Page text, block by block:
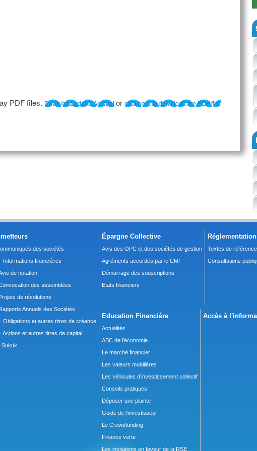
PDF files. Download adobe Acrobator click here to download the PDF file.
des sociétés
financières
de notation
des assemblées
de résolutions
Annuels des Sociétés
et autres titres de créance
et autres titres de capital
Épargne Collective
Avis des OPC et des sociétés de gestion
Agréments accordés par le CMF
Démarrage des souscriptions
Etats financiers
Réglementation
Textes de
Consultations
Education Financière
Actualités
ABC de l’économie
Le marché financier
Les valeurs mobilières
Les véhicules d’investissement collectif
Conseils pratiques
Déposer une plainte
Guide de l’investisseur
Le Crowdfunding
Finance verte
Les incitations en faveur de la RSE
Accès à